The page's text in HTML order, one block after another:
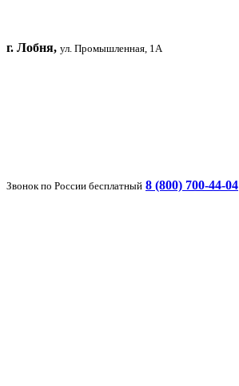
г. Лобня, ул. Промышленная, 1А
Звонок по России бесплатный 8 (800) 700-44-04